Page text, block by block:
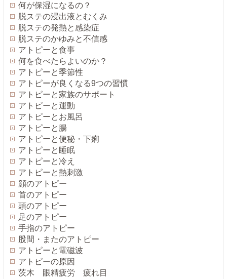
何が保湿になるの？
脱ステの浸出液とむくみ
脱ステの発熱と感染症
脱ステのかゆみと不信感
アトピーと食事
何を食べたらよいのか？
アトピーと季節性
アトピーが良くなる9つの習慣
アトピーと家族のサポート
アトピーと運動
アトピーとお風呂
アトピーと腸
アトピーと便秘・下痢
アトピーと睡眠
アトピーと冷え
アトピーと熱刺激
顔のアトピー
首のアトピー
頭のアトピー
足のアトピー
手指のアトピー
股間・またのアトピー
アトピーと電磁波
アトピーの原因
茨木 眼精疲労 疲れ目